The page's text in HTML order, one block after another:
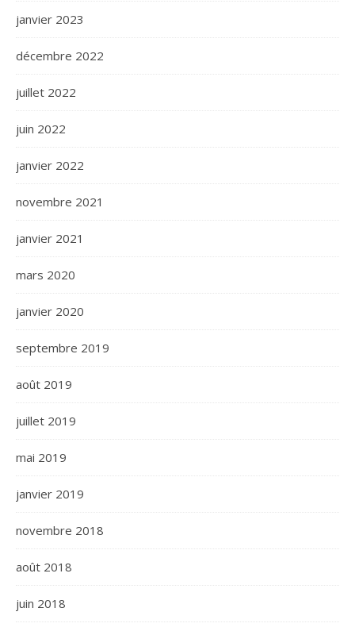
janvier 2023
décembre 2022
juillet 2022
juin 2022
janvier 2022
novembre 2021
janvier 2021
mars 2020
janvier 2020
septembre 2019
août 2019
juillet 2019
mai 2019
janvier 2019
novembre 2018
août 2018
juin 2018